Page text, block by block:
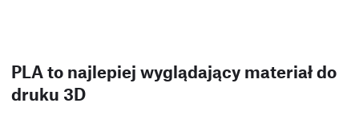
PLA to najlepiej wyglądający materiał do
druku 3D